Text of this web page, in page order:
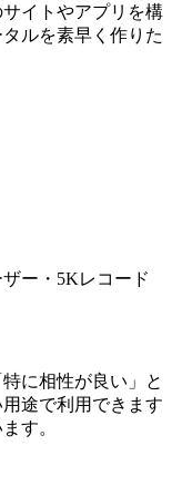
イトやアプリを構
ルを素早く作りた
ー・5Kレコード
に相性が良い」と
途で利用できます
す。